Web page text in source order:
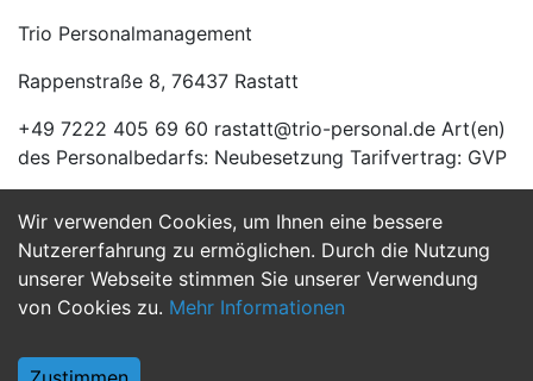
Wir verwenden Cookies, um Ihnen eine bessere
Nutzererfahrung zu ermöglichen. Durch die Nutzung
unserer Webseite stimmen Sie unserer Verwendung
von Cookies zu. Mehr Informationen
Trio Personalmanagement
Rappenstraße 8, 76437 Rastatt
+49 7222 405 69 60 rastatt@trio-personal.de Art(en)
des Personalbedarfs: Neubesetzung Tarifvertrag: GVP
Jetzt Bewerben